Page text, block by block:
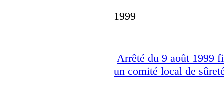
1999
Arrêté du 9 août 1999
un comité local de